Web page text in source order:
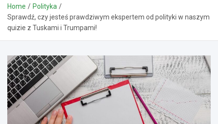
Home
Polityka
Sprawdź, czy jesteś prawdziwym ekspertem od polityki w naszym
quizie z Tuskami i Trumpami!